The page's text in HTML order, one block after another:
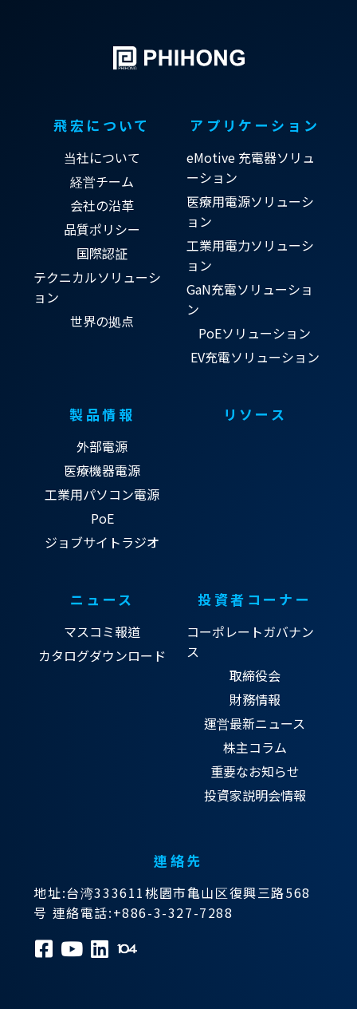
飛宏について
当社について
経営チーム
会社の沿革
品質ポリシー
国際認証
テクニカルソリューシ
ョン
世界の拠点
アプリケーション
eMotive 充電器ソリュ
ーション
医療用電源ソリューシ
ョン
工業用電力ソリューシ
ョン
GaN充電ソリューショ
ン
PoEソリューション
EV充電ソリューション
製品情報
外部電源
医療機器電源
工業用パソコン電源
PoE
ジョブサイトラジオ
リソース
ニュース
マスコミ報道
カタログダウンロード
投資者コーナー
コーポレートガバナン
ス
取締役会
財務情報
運営最新ニュース
株主コラム
重要なお知らせ
投資家説明会情報
連絡先
地址:台湾333611桃園市亀山区復興三路568
号 連絡電話:+886-3-327-7288